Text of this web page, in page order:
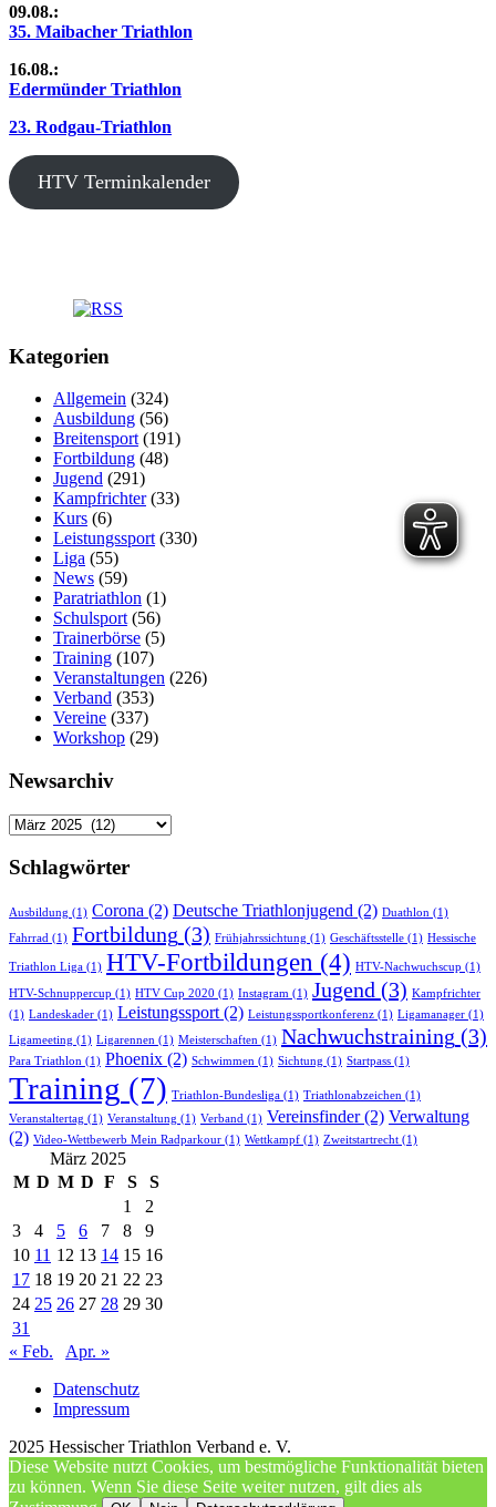
09.08.:
35. Maibacher Triathlon
16.08.:
Edermünder Triathlon
23. Rodgau-Triathlon
HTV Terminkalender
Kategorien
Allgemein (324)
Ausbildung (56)
Breitensport (191)
Fortbildung (48)
Jugend (291)
Kampfrichter(33)
Kurs (6)
Leistungssport (330)
Liga (55)
News (59)
Paratriathlon (1)
Schulsport (56)
Trainerbörse (5)
Training (107)
Veranstaltungen (226)
Verband (353)
Vereine (337)
Workshop (29)
Newsarchiv
Newsarchiv
Schlagwörter
Ausbildung (1) Corona (2) Deutsche Triathlonjugend (2) Duathlon (1)
Fahrrad (1) Fortbildung (3) Frühjahrssichtung (1) Geschäftsstelle (1) Hessische
Triathlon Liga (1) HTV-Fortbildungen (4) HTV-Nachwuchscup (1)
HTV-Schnuppercup (1) HTV Cup 2020 (1) Instagram (1) Jugend (3) Kampfrichter
(1) Landeskader (1) Leistungssport(2) Leistungssportkonferenz (1) Ligamanager (1)
Ligameeting (1) Ligarennen (1) Meisterschaften (1) Nachwuchstraining (3)
Para Triathlon (1) Phoenix (2) Schwimmen (1) Sichtung (1) Startpass (1)
Training (7) Triathlon-Bundesliga (1) Triathlonabzeichen (1)
Veranstaltertag (1) Veranstaltung (1) Verband (1) Vereinsfinder(2) Verwaltung
(2) Video-Wettbewerb Mein Radparkour (1) Wettkampf (1) Zweitstartrecht (1)
März 2025
M D M D F S
S
1
2
3
4 5 6 7 8
9
10 11 12 13 14 15 16
17 18 19 20 21 22 23
24 25 26 27 28 29 30
31
« Feb.
Apr. »
Datenschutz
Impressum
2025 Hessischer Triathlon Verband e. V.
Diese Website nutzt Cookies, um bestmögliche Funktionalität bieten
zu können. Wenn Sie diese Seite weiter nutzen, gilt dies als